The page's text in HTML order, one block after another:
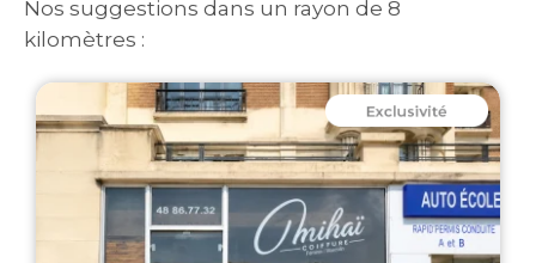
Nos suggestions dans un rayon de 8
kilomètres :